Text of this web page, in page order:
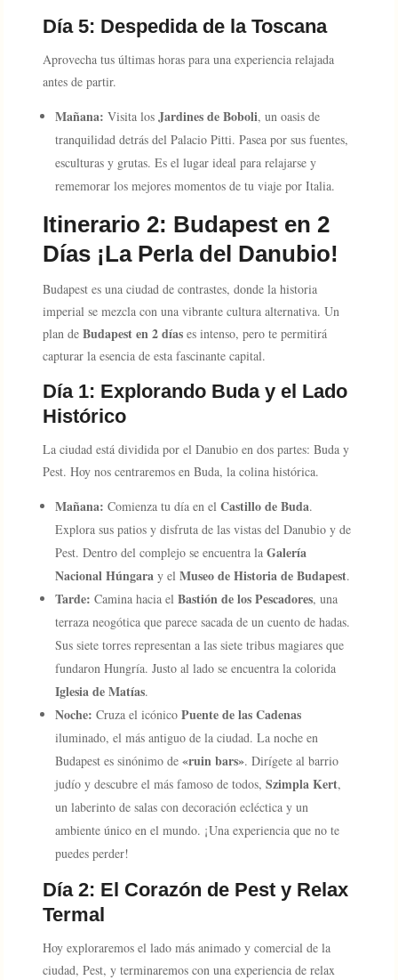
Día 5: Despedida de la Toscana
Aprovecha tus últimas horas para una experiencia relajada
antes de partir.
Mañana: Visita losJardines de Boboli, un oasis de
tranquilidad detrás del Palacio Pitti. Pasea por sus fuentes,
esculturas y grutas. Es el lugar ideal para relajarse y
rememorar los mejores momentos de tu viaje por Italia.
Itinerario 2: Budapest en 2
Días ¡La Perla del Danubio!
Budapest es una ciudad de contrastes, donde la historia
imperial se mezcla con una vibrante cultura alternativa. Un
plan deBudapest en 2 días es intenso, pero te permitirá
capturar la esencia de esta fascinante capital.
Día 1: Explorando Buda y el Lado
Histórico
La ciudad está dividida por el Danubio en dos partes: Buda y
Pest. Hoy nos centraremos en Buda, la colina histórica.
Mañana: Comienza tu día en elCastillo de Buda.
Explora sus patios y disfruta de las vistas del Danubio y de
Pest. Dentro del complejo se encuentra laGalería
Nacional Húngara y elMuseo de Historia de Budapest.
Tarde: Camina hacia elBastión de los Pescadores, una
terraza neogótica que parece sacada de un cuento de hadas.
Sus siete torres representan a las siete tribus magiares que
fundaron Hungría. Justo al lado se encuentra la colorida
Iglesia de Matías.
Noche: Cruza el icónicoPuente de las Cadenas
iluminado, el más antiguo de la ciudad. La noche en
Budapest es sinónimo de«ruin bars». Dirígete al barrio
judío y descubre el más famoso de todos,Szimpla Kert,
un laberinto de salas con decoración ecléctica y un
ambiente único en el mundo. ¡Una experiencia que no te
puedes perder!
Día 2: El Corazón de Pest y Relax
Termal
Hoy exploraremos el lado más animado y comercial de la
ciudad, Pest, y terminaremos con una experiencia de relax